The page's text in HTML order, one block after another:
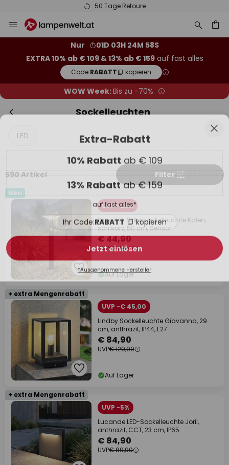
50 Tage Retoure
Inhalt
Nur
01D 03H 24M 56S
EXTRA 10% ab € 109 & 13% ab € 159auf fast alles
Code:RABATT kopieren
WOW Week:Bis zu -70%
Sockelleuchten
LED
590 Artikel Filter
Neu
UVP -25%
Prios LED-Solarsockelleuchte Kalen,
schwarz, 50 cm, Sensor
€ 44,90
UVP€ 59,90
Auf Lager
+ extra Mengenrabatt
UVP -€ 45,00
Lindby Sockelleuchte Giavanna, 29
cm, anthrazit, IP44, E27
€ 84,90
UVP€ 129,90
Auf Lager
+ extra Mengenrabatt
UVP -5%
Lucande LED-Sockelleuchte Joril,
anthrazit, CCT, 23 cm, IP65
€ 84,90
UVP€ 89,90
Extra-Rabatt
10% Rabattab € 109
13% Rabattab € 159
auf fast alles*
Ihr Code:RABATT kopieren
Jetzt einlösen
*Ausgenommene Hersteller